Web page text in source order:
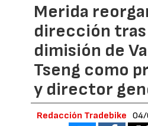
Merida
dirección tras
dimisión de
Tseng como
y director
Redacción Tradebike